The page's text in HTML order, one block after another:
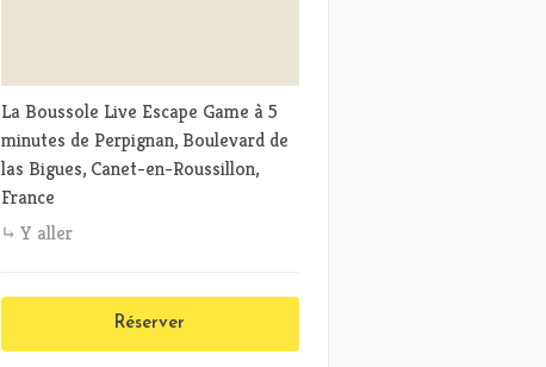
La Boussole Live Escape Game à 5
minutes de Perpignan, Boulevard de
las Bigues, Canet-en-Roussillon,
France
Y aller
Réserver